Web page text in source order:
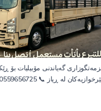
گەیاندنی مۆبیلیات بۆ
لە ڕیاز 📞 0559656725